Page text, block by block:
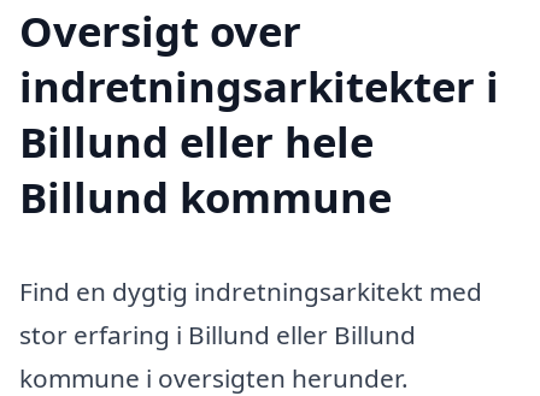
Oversigt over
indretningsarkitekter i
Billund eller hele
Billund kommune
Find en dygtig indretningsarkitekt med
stor erfaring i Billund eller Billund
kommune i oversigten herunder.